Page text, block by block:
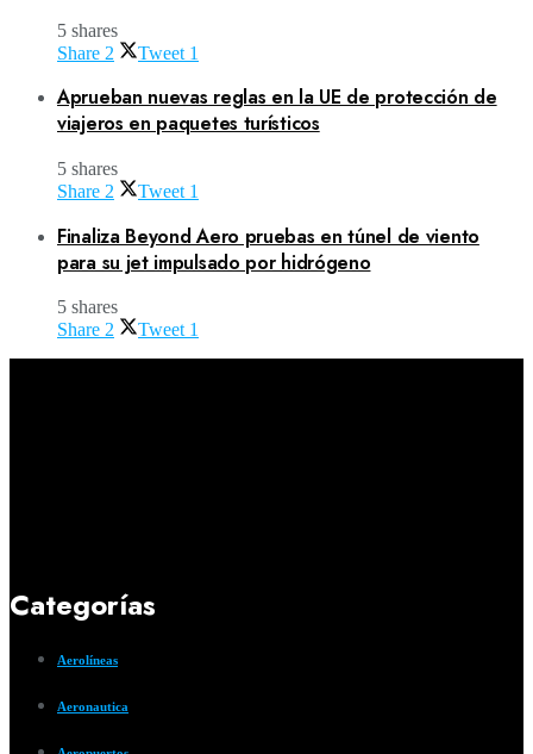
5 shares
Share 2 Tweet 1
Aprueban nuevas reglas en la UE de protección de
viajeros en paquetes turísticos
5 shares
Share 2 Tweet 1
Finaliza Beyond Aero pruebas en túnel de viento
para su jet impulsado por hidrógeno
5 shares
Share 2 Tweet 1
Categorías
Aerolíneas
Aeronautica